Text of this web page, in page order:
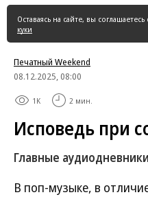
страница
Оставаясь на сайте, вы соглашаетесь
куки
Печатный Weekend
08.12.2025, 08:00
1K 2 мин.
Исповедь при
Главные
В поп-музыке, в